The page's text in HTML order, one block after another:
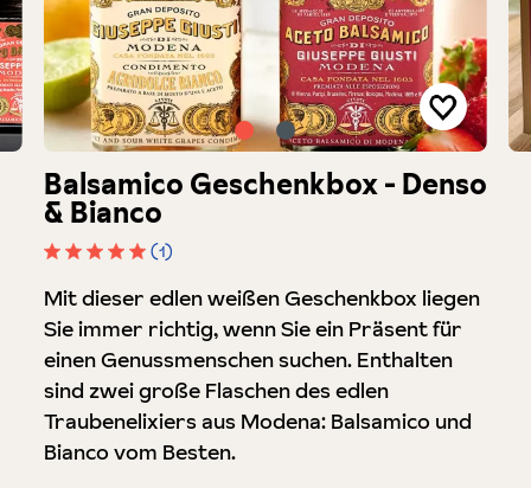
Balsamico Geschenkbox - Denso
& Bianco
(1)
Mit dieser edlen weißen Geschenkbox liegen
Sie immer richtig, wenn Sie ein Präsent für
einen Genussmenschen suchen. Enthalten
sind zwei große Flaschen des edlen
Traubenelixiers aus Modena: Balsamico und
Bianco vom Besten.